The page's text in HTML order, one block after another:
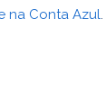
na Conta Azul.